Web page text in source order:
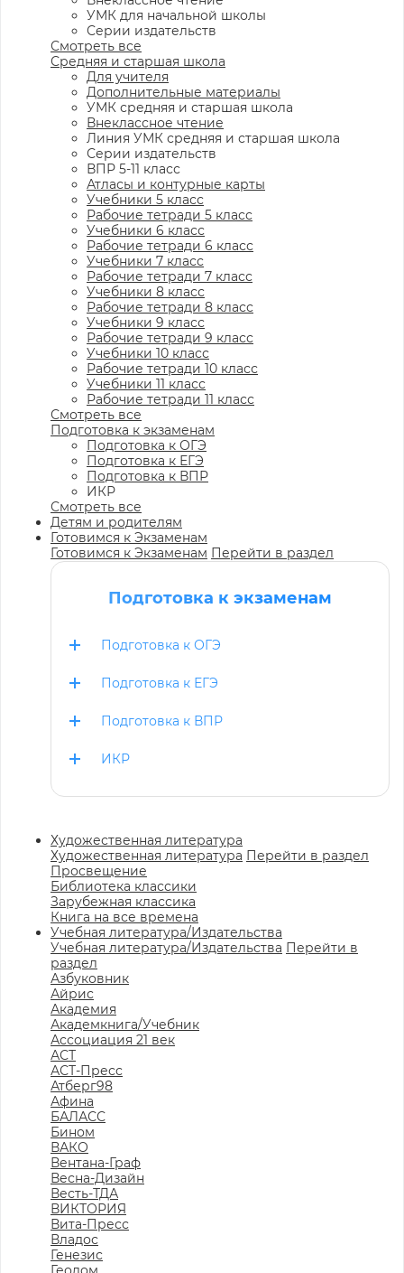
УМК для начальной школы
Серии издательств
Смотреть все
Средняя и старшая школа
Для учителя
Дополнительные материалы
УМК средняя и старшая школа
Внеклассное чтение
Линия УМК средняя и старшая школа
Серии издательств
ВПР 5-11 класс
Атласы и контурные карты
Учебники 5 класс
Рабочие тетради 5 класс
Учебники 6 класс
Рабочие тетради 6 класс
Учебники 7 класс
Рабочие тетради 7 класс
Учебники 8 класс
Рабочие тетради 8 класс
Учебники 9 класс
Рабочие тетради 9 класс
Учебники 10 класс
Рабочие тетради 10 класс
Учебники 11 класс
Рабочие тетради 11 класс
Смотреть все
Подготовка к экзаменам
Подготовка к ОГЭ
Подготовка к ЕГЭ
Подготовка к ВПР
ИКР
Смотреть все
Детям и родителям
Готовимся к Экзаменам
Готовимся к Экзаменам Перейти в раздел
Подготовка к экзаменам
Подготовка к ОГЭ
Подготовка к ЕГЭ
Подготовка к ВПР
ИКР
Художественная литература
Художественная литература Перейти в раздел
Просвещение
Библиотека классики
Зарубежная классика
Книга на все времена
Учебная литература/Издательства
Учебная литература/Издательства Перейти в
раздел
Азбуковник
Айрис
Академия
Академкнига/Учебник
Ассоциация 21 век
АСТ
АСТ-Пресс
Атберг98
Афина
БАЛАСС
Бином
ВАКО
Вентана-Граф
Весна-Дизайн
Весть-ТДА
ВИКТОРИЯ
Вита-Пресс
Владос
Генезис